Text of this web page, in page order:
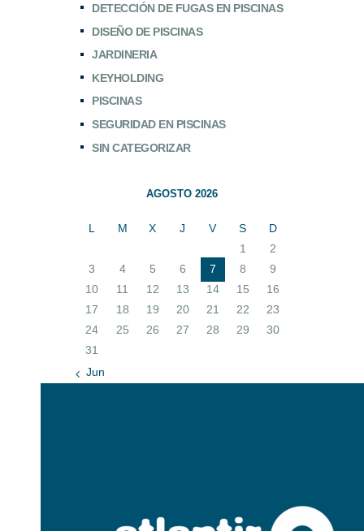
DETECCIÓN DE FUGAS EN PISCINAS
DISEÑO DE PISCINAS
JARDINERIA
KEYHOLDING
PISCINAS
SEGURIDAD EN PISCINAS
SIN CATEGORIZAR
AGOSTO 2026
L M X J V S
D
1
2
3
4 5 6 7 8
9
10
11 12 13 14 15
16
17
18 19 20 21 22
23
24
25 26 27 28 29
30
31
« Jun